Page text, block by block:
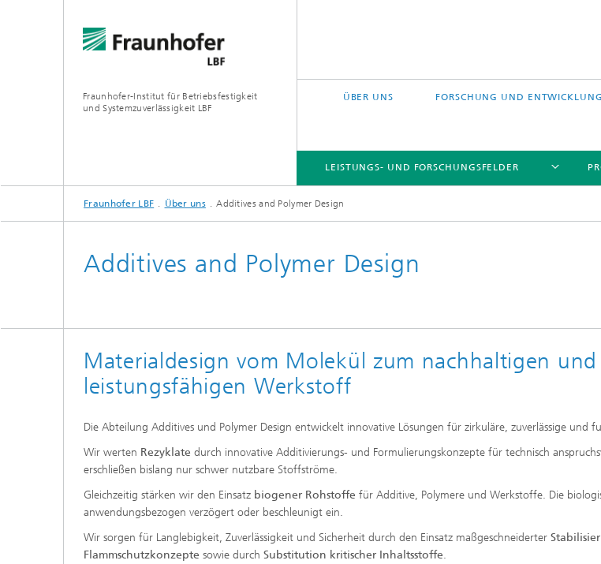
Fraunhofer-Institut für Betriebsfestigkeit
und Systemzuverlässigkeit LBF
ÜBER UNS FORSCHUNG UND ENTWICKLUNG
LEISTUNGS- UND FORSCHUNGSFELDER
LEISTUNGS- UND FORSCHUNGSFELDER
PROJEKTE
QUERSCHNITTS- UND FOKUSTHEMEN
Fraunhofer LBF Über uns Additives and Polymer Design
Additives and Polymer Design
Materialdesign vom Molekül zum nachhaltigen und
leistungsfähigen Werkstoff
Die Abteilung Additives und Polymer Design entwickelt innovative Lösungen für zirkuläre, zuverlässige und
Wir werten Rezyklate durch innovative Additivierungs- und Formulierungskonzepte für technisch
erschließen bislang nur schwer nutzbare Stoffströme.
Gleichzeitig stärken wir den Einsatz biogener Rohstoffe für Additive, Polymere und Werkstoffe. Die
anwendungsbezogen verzögert oder beschleunigt ein.
Wir sorgen für Langlebigkeit, Zuverlässigkeit und Sicherheit durch den Einsatz maßgeschneiderter
Flammschutzkonzepte sowie durch Substitution kritischer Inhaltsstoffe.